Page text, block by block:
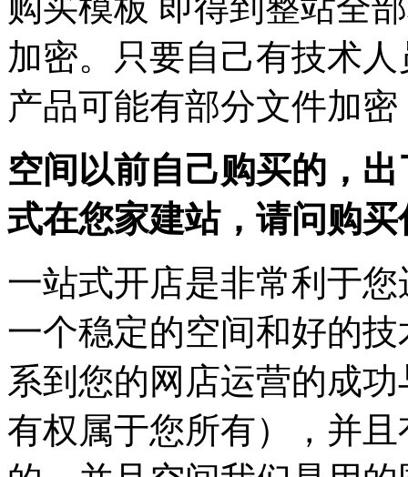
加密。只要自己有技术
产品可能有部分文件加
空间以前自己购买的，
式在您家建站，请问购
一站式开店是非常利于
一个稳定的空间和好的
系到您的网店运营的成
有权属于您所有），并